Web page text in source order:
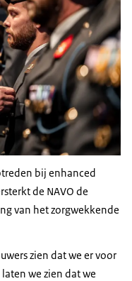
bij enhanced
de NAVO de
van het zorgwekkende
zien dat we er voor
laten we zien dat we